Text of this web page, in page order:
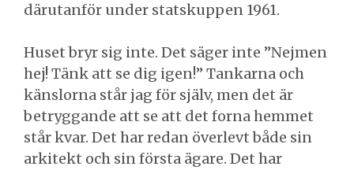
därutanför under statskuppen 1961.
Huset bryr sig inte. Det säger inte ”Nejmen
hej! Tänk att se dig igen!” Tankarna och
känslorna står jag för själv, men det är
betryggande att se att det forna hemmet
står kvar. Det har redan överlevt både sin
arkitekt och sin första ägare. Det har